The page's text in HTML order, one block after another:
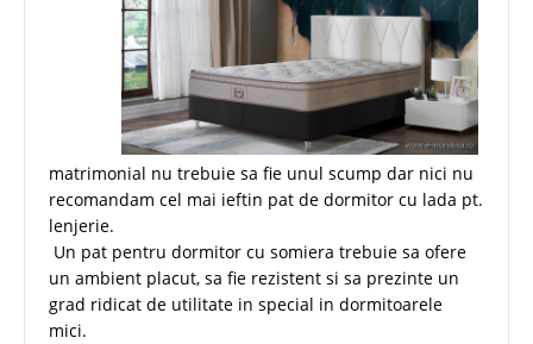
matrimonial nu trebuie sa fie unul scump dar nici nu
recomandam cel mai ieftin pat de dormitor cu lada pt.
lenjerie.
Un pat pentru dormitor cu somiera trebuie sa ofere
un ambient placut, sa fie rezistent si sa prezinte un
grad ridicat de utilitate in special in dormitoarele
mici.